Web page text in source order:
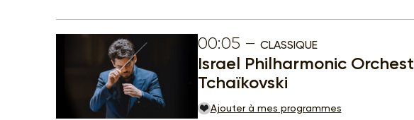
00:05 CLASSIQUE
Israel Philharmonic
Tchaïkovski
Ajouter à mes programmes